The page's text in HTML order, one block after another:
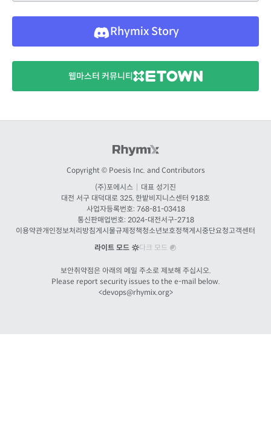
Rhymix Story
웹마스터 커뮤니티
Copyright © Poesis Inc. and Contributors
(주)포에시스 | 대표 성기진
대전 서구 대덕대로 325, 한밭비지니스센터 918호
사업자등록번호: 768-81-03418
통신판매업번호: 2024-대전서구-2718
이용약관개인정보처리방침게시물규제정책청소년보호정책게시중단요청고객센터
라이트 모드
다크 모드
보안취약점은 아래의 메일 주소로 제보해 주십시오.
Please report security issues to the e-mail below.
<devops@rhymix.org>